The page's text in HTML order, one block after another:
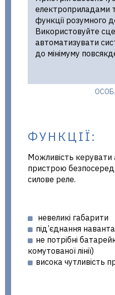
електроприладами
функції розумного
Використовуйте
автоматизувати
до мінімуму
ФУНКЦІЇ:
Можливість керувати
пристрою
силове реле.
невеликі габарити
під’єднання
не потрібні
комутованої лінії)
висока чутливість